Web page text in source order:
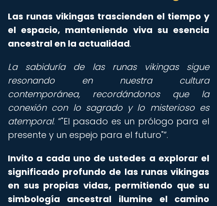
Las runas vikingas trascienden el tiempo y
el espacio, manteniendo viva su esencia
ancestral en la actualidad.
La sabiduría de las runas vikingas sigue
resonando en nuestra cultura
contemporánea, recordándonos que la
conexión con lo sagrado y lo misterioso es
atemporal. "El pasado es un prólogo para el
presente y un espejo para el futuro" .
Invito a cada uno de ustedes a explorar el
significado profundo de las runas vikingas
en sus propias vidas, permitiendo que su
simbología ancestral ilumine el camino